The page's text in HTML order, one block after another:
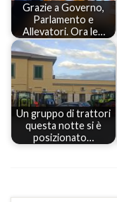
Grazie a Governo,
Parlamento e
Allevatori. Ora le…
Un gruppo di trattori
questa notte si è
posizionato…